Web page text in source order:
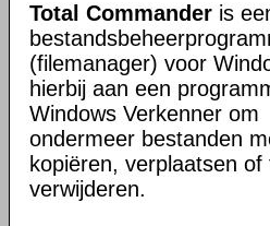
Total Commander is
(filemanager) voor
hierbij aan een
Windows Verkenner om
ondermeer bestanden
kopiëren, verplaatsen of
verwijderen.